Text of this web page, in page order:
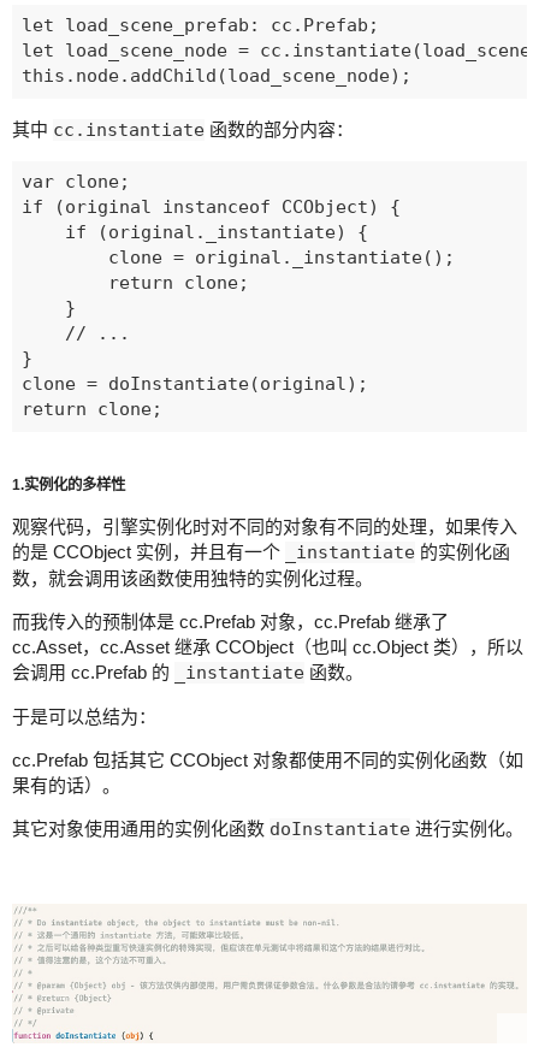
let load_scene_prefab: cc.Prefab;
let load_scene_node =
其中 cc.instantiate 函数的部分内容：
var clone;
if (original instanceof CCObject) {
    if (original._instantiate) {
        clone = original._instantiate();
        return clone;
    }
}
clone = doInstantiate(original);
1.实例化的多样性
观察代码，引擎实例化时对不同的对象有不同的处理，如果传入
的是 CCObject 实例，并且有一个
_instantiate 的实例化函
数，就会调用该函数使用独特的实例化过程。
而我传入的预制体是 cc.Prefab 对象，cc.Prefab 继承了
cc.Asset，cc.Asset 继承 CCObject（也叫 cc.Object 类），所以
会调用 cc.Prefab 的
_instantiate 函数。
于是可以总结为：
cc.Prefab 包括其它 CCObject 对象都使用不同的实例化函数（如
果有的话）。
其它对象使用通用的实例化函数 doInstantiate 进行实例化。